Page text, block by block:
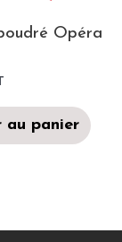
Opéra
au panier